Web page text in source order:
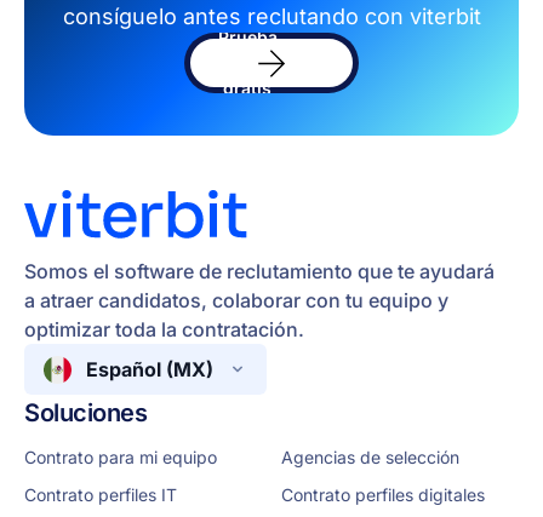
consíguelo antes reclutando con viterbit
Prueba
sofware
gratis
Somos el software de reclutamiento que te ayudará
a atraer candidatos, colaborar con tu equipo y
optimizar toda la contratación.
Español (MX)
Soluciones
Contrato para mi equipo
Agencias de selección
Contrato perfiles IT
Contrato perfiles digitales